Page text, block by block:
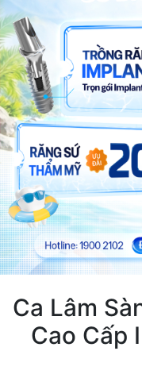
Ca Lâm
Cao Cấp